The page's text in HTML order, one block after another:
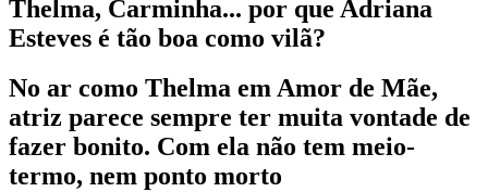
Thelma, Carminha... por que Adriana
Esteves é tão boa como vilã?
No ar como Thelma em Amor de Mãe,
atriz parece sempre ter muita vontade de
fazer bonito. Com ela não tem meio-
termo, nem ponto morto